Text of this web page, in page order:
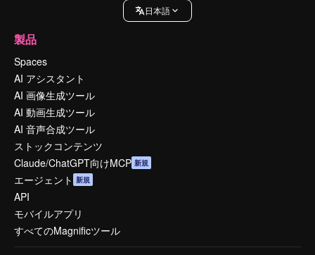
日本語
製品
Spaces
AI アシスタント
AI 画像生成ツール
AI 動画生成ツール
AI 音声合成ツール
ストックコンテンツ
Claude/ChatGPT向けMCP 新規
エージェント 新規
API
モバイルアプリ
すべてのMagnificツール